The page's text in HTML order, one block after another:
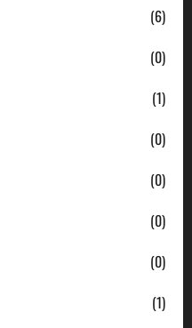
(6)
(0)
(1)
(0)
(0)
(0)
(0)
(1)